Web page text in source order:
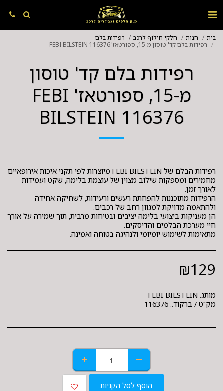
בית חנות חלקי חילוף לרכב
רפידות בלם
רפידות בלם קד' טוסון מ-15, ספורטאז' FEBI BILSTEIN 116376
רפידות בלם קד' טוסון
מ-15, ספורטאז' FEBI
BILSTEIN 116376
רפידות הבלם של FEBI BILSTEIN מיוצרות לפי תקני איכות אירופאיים
מחמירים ומספקות שילוב מצוין של עוצמת בלימה, שקט ועמידות
הרפידות מתוכננות להפחתת רעשים ורעידות, לשחיקה אחידה
הן מעניקות ביצועי בלימה יציבים ובטיחות מרבית, תוך שמירה על אורך
מתאימות לשימוש יומיומי ולנהיגה בטוחה ואמינה.
₪129
מותג: FEBI BILSTEIN
מק"ט / ברקוד:: 116376
הוסף לסל הקניות